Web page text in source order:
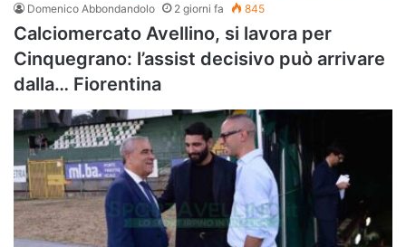
Domenico Abbondandolo 2 giorni fa 845
Calciomercato Avellino, si lavora per
Cinquegrano: l’assist decisivo può arrivare
dalla… Fiorentina